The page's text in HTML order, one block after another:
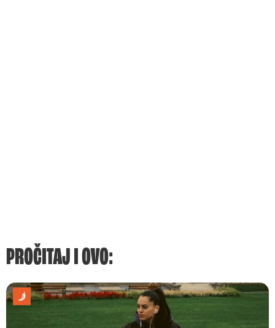
PROČITAJ I OVO: